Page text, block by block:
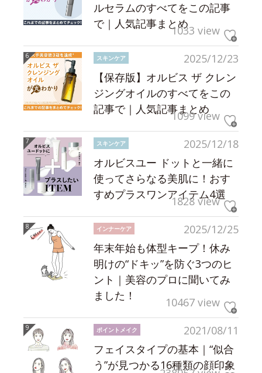
ルセラムのすべてをこの記事
で｜人気記事まとめ1033 view
2025/12/23
スキンケア
【保存版】オルビス ザ クレン
ジングオイルのすべてをこの
記事で｜人気記事まとめ
1099 view
2025/12/18
スキンケア
オルビスユー ドットと一緒に
使ってさらなる美肌に！おす
すめプラスワンアイテム4選
1828 view
2025/12/25
インナーケア
年末年始も体型キープ！休み
明けの“ドキッ”を防ぐ3つのヒ
ント｜美容のプロに聞いてみ
ました！
10467 view
2021/08/11
ポイントメイク
フェイスタイプの基本｜“似合
う”が見つかる16種類の顔印象